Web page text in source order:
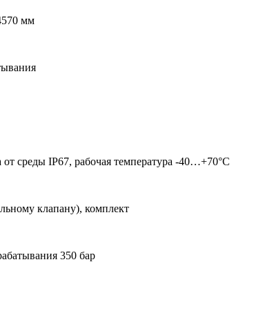
мм
от среды IP67, рабочая температура -40…+70°С
клапану), комплект
350 бар